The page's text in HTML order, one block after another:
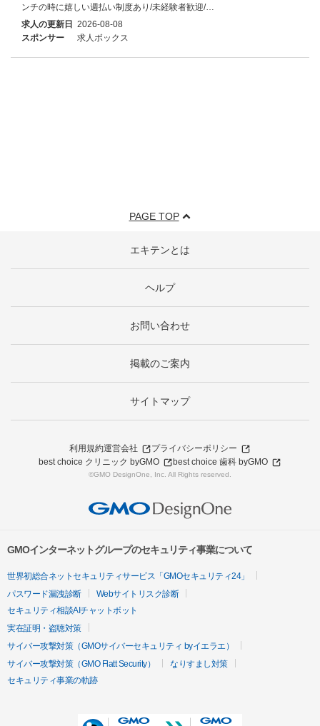
ンチの時に嬉しい週払い制度あり/未経験者歓迎/…
求人の更新日 2026-08-08
スポンサー
求人ボックス
PAGE TOP
エキテンとは
ヘルプ
お問い合わせ
掲載のご案内
サイトマップ
利用規約運営会社
プライバシーポリシー
best choice クリニック byGMO
best choice 歯科 byGMO
©GMO DesignOne, Inc. All Rights reserved.
GMOインターネットグループのセキュリティ事業について
世界初総合ネットセキュリティサービス「GMOセキュリティ24」
パスワード漏洩診断
Webサイトリスク診断
セキュリティ相談AIチャットボット
実在証明・盗聴対策
サイバー攻撃対策（GMOサイバーセキュリティ byイエラエ）
サイバー攻撃対策（GMO Flatt Security）
なりすまし対策
セキュリティ事業の軌跡